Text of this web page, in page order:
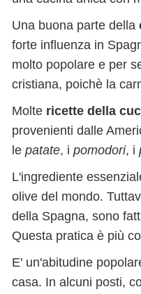
Una buona parte della
forte influenza in
molto popolare e per
cristiana, poichè la
Molte ricette della
provenienti dalle
le patate, i pomodori, i
L'ingrediente
olive del mondo.
della Spagna, sono
Questa pratica è più
E' un'abitudine
casa. In alcuni posti,